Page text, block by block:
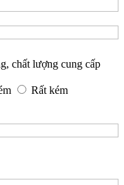
chất lượng cung cấp
Rất kém